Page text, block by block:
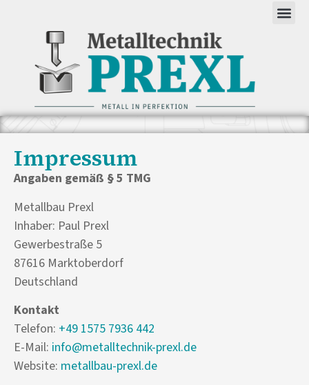
Impressum
Angaben gemäß § 5 TMG
Metallbau Prexl
Inhaber: Paul Prexl
Gewerbestraße 5
87616 Marktoberdorf
Deutschland
Kontakt
Telefon: +49 1575 7936 442
E-Mail: info@metalltechnik-prexl.de
Website: metallbau-prexl.de